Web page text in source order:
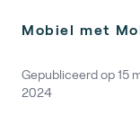
Mobiel met
Gepubliceerd op15
2024